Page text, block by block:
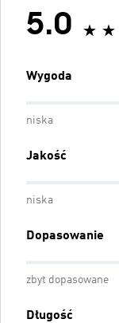
5.0
Wygoda
niska
Jakość
niska
Dopasowanie
zbyt dopasowane
Długość